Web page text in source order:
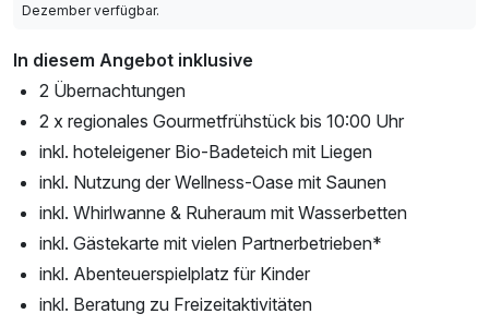
Dezember verfügbar.
In diesem Angebot inklusive
2 Übernachtungen
2 x regionales Gourmetfrühstück bis 10:00 Uhr
inkl. hoteleigener Bio-Badeteich mit Liegen
inkl. Nutzung der Wellness-Oase mit Saunen
inkl. Whirlwanne & Ruheraum mit Wasserbetten
inkl. Gästekarte mit vielen Partnerbetrieben*
inkl. Abenteuerspielplatz für Kinder
inkl. Beratung zu Freizeitaktivitäten